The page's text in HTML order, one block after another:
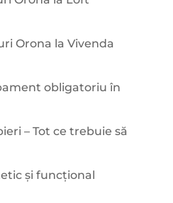
Orona la Vivenda
obligatoriu în
– Tot ce trebuie să
și funcțional